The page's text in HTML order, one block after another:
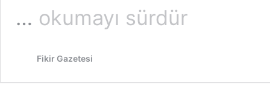
…
Dost
Belediyeciliği
Hukuku
okumayı sürdür
Fikir Gazetesi